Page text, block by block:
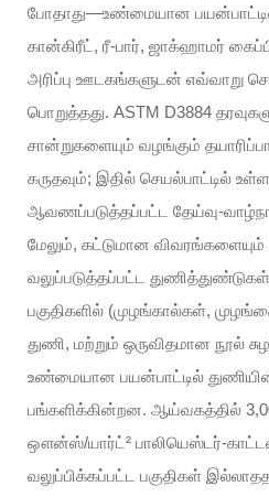
போதாது—உண்மையான பயன்பாட்டில்
கான்கிரீட், ரீ-பார், ஜாக்ஹாமர்
அரிப்பு ஊடகங்களுடன் எவ்வாறு
பொறுத்தது. ASTM D3884
சான்றுகளையும் வழங்கும்
கருதவும்; இதில் செயல்பாட்டில்
ஆவணப்படுத்தப்பட்ட தேய்வு-
மேலும், கட்டுமான
வலுப்படுத்தப்பட்ட
பகுதிகளில் (முழங்கால்கள்,
துணி, மற்றும் ஒருவிதமான நூல்
உண்மையான பயன்பாட்டில்
பங்களிக்கின்றன. ஆய்வகத்தில்
ஔன்ஸ்/யார்ட்² பாலியெஸ்டர்-
வலுப்பிக்கப்பட்ட பகுதிகள்